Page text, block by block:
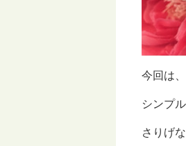
今回は、
シンプ
さりげ